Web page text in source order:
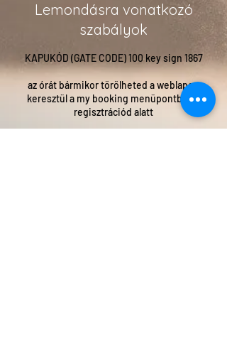
Lemondásra vonatkozó
szabályok
KAPUKÓD (GATE CODE) 100 key sign 1867
az órát bármikor törölheted a weblapon
keresztül a my booking menüpontban a
regisztrációd alatt